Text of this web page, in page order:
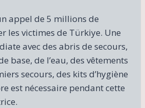
appel de 5 millions de
les victimes de Türkiye. Une
avec des abris de secours,
base, de l’eau, des vêtements
secours, des kits d’hygiène
est nécessaire pendant cette